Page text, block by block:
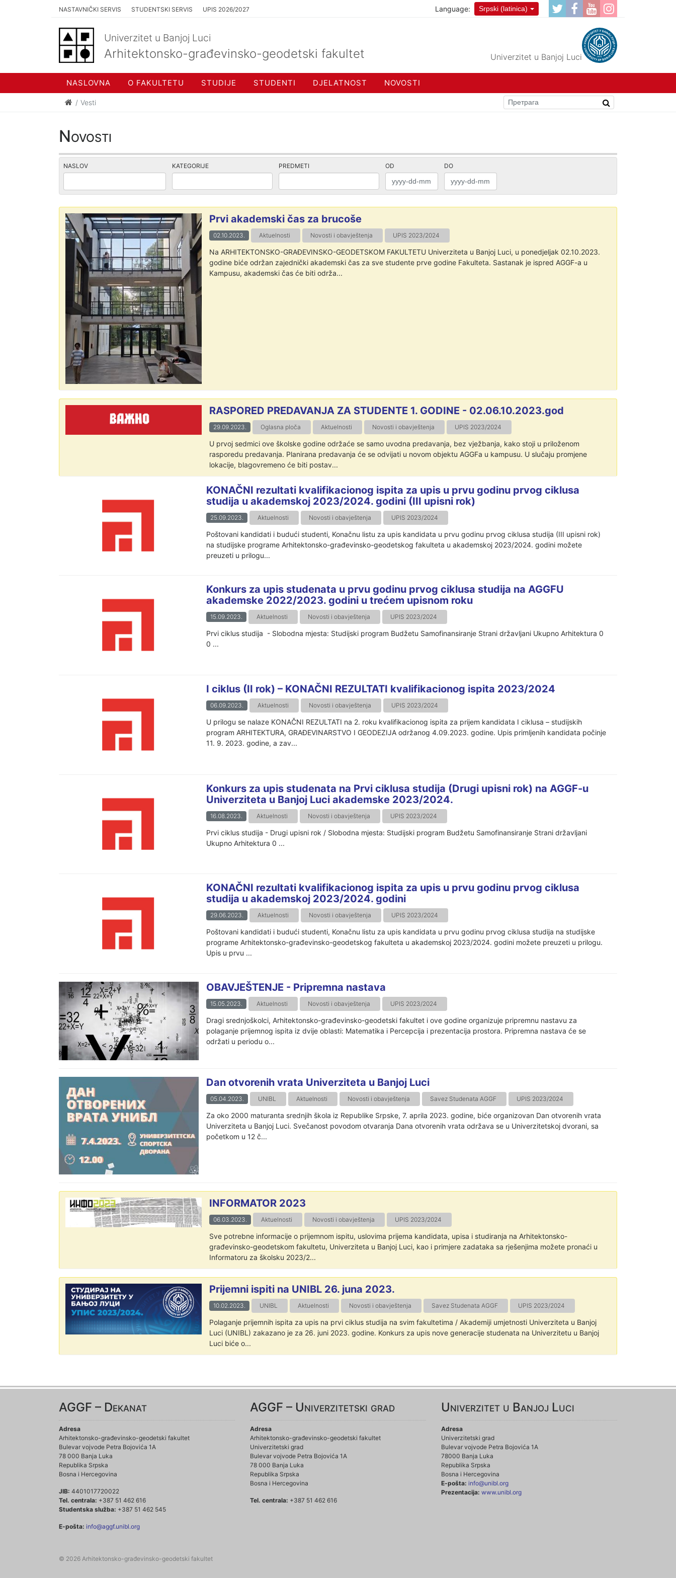
NASTAVNIČKI SERVIS STUDENTSKI SERVIS UPIS 2026/2027 Language: Srpski (latinica)
Univerzitet u Banjoj Luci
Arhitektonsko-građevinsko-geodetski fakultet Univerzitet u Banjoj Luci
NASLOVNA O FAKULTETU STUDIJE STUDENTI DJELATNOST NOVOSTI
Vesti
Novosti
NASLOV KATEGORIJE PREDMETI OD DO
Prvi akademski čas za brucoše
02.10.2023. Aktuelnosti Novosti i obavještenja UPIS 2023/2024
Na ARHITEKTONSKO-GRAĐEVINSKO-GEODETSKOM FAKULTETU Univerziteta u Banjoj Luci, u ponedjeljak 02.10.2023.
godine biće održan zajednički akademski čas za sve studente prve godine Fakulteta. Sastanak je ispred AGGF-a u
Kampusu, akademski čas će biti održa...
RASPORED PREDAVANJA ZA STUDENTE 1. GODINE - 02.06.10.2023.god
29.09.2023. Oglasna ploča Aktuelnosti Novosti i obavještenja UPIS 2023/2024
U prvoj sedmici ove školske godine održaće se samo uvodna predavanja, bez vježbanja, kako stoji u priloženom
rasporedu predavanja. Planirana predavanja će se odvijati u novom objektu AGGFa u kampusu. U slučaju promjene
lokacije, blagovremeno će biti postav...
KONAČNI rezultati kvalifikacionog ispita za upis u prvu godinu prvog ciklusa
studija u akademskoj 2023/2024. godini (III upisni rok)
25.09.2023. Aktuelnosti Novosti i obavještenja UPIS 2023/2024
Poštovani kandidati i budući studenti, Konačnu listu za upis kandidata u prvu godinu prvog ciklusa studija (III upisni rok)
na studijske programe Arhitektonsko-građevinsko-geodetskog fakulteta u akademskoj 2023/2024. godini možete
preuzeti u prilogu...
Konkurs za upis studenata u prvu godinu prvog ciklusa studija na AGGFU
akademske 2022/2023. godini u trećem upisnom roku
15.09.2023. Aktuelnosti Novosti i obavještenja UPIS 2023/2024
Prvi ciklus studija - Slobodna mjesta: Studijski program Budžetu Samofinansiranje Strani državljani Ukupno Arhitektura 0
0 ...
I ciklus (II rok) – KONAČNI REZULTATI kvalifikacionog ispita 2023/2024
06.09.2023. Aktuelnosti Novosti i obavještenja UPIS 2023/2024
U prilogu se nalaze KONAČNI REZULTATI na 2. roku kvalifikacionog ispita za prijem kandidata I ciklusa – studijskih
program ARHITEKTURA, GRAĐEVINARSTVO I GEODEZIJA održanog 4.09.2023. godine. Upis primljenih kandidata počinje
11. 9. 2023. godine, a zav...
Konkurs za upis studenata na Prvi ciklusa studija (Drugi upisni rok) na AGGF-u
Univerziteta u Banjoj Luci akademske 2023/2024.
16.08.2023. Aktuelnosti Novosti i obavještenja UPIS 2023/2024
Prvi ciklus studija - Drugi upisni rok / Slobodna mjesta: Studijski program Budžetu Samofinansiranje Strani državljani
Ukupno Arhitektura 0 ...
KONAČNI rezultati kvalifikacionog ispita za upis u prvu godinu prvog ciklusa
studija u akademskoj 2023/2024. godini
29.06.2023. Aktuelnosti Novosti i obavještenja UPIS 2023/2024
Poštovani kandidati i budući studenti, Konačnu listu za upis kandidata u prvu godinu prvog ciklusa studija na studijske
programe Arhitektonsko-građevinsko-geodetskog fakulteta u akademskoj 2023/2024. godini možete preuzeti u prilogu.
Upis u prvu ...
OBAVJEŠTENJE - Pripremna nastava
15.05.2023. Aktuelnosti Novosti i obavještenja UPIS 2023/2024
Dragi srednjoškolci, Arhitektonsko-građevinsko-geodetski fakultet i ove godine organizuje pripremnu nastavu za
polaganje prijemnog ispita iz dvije oblasti: Matematika i Percepcija i prezentacija prostora. Pripremna nastava će se
održati u periodu o...
Dan otvorenih vrata Univerziteta u Banjoj Luci
05.04.2023. UNIBL Aktuelnosti Novosti i obavještenja Savez Studenata AGGF UPIS 2023/2024
Za oko 2000 maturanta srednjih škola iz Republike Srpske, 7. aprila 2023. godine, biće organizovan Dan otvorenih vrata
Univerziteta u Banjoj Luci. Svečanost povodom otvaranja Dana otvorenih vrata održava se u Univerzitetskoj dvorani, sa
početkom u 12 č...
INFORMATOR 2023
06.03.2023. Aktuelnosti Novosti i obavještenja UPIS 2023/2024
Sve potrebne informacije o prijemnom ispitu, uslovima prijema kandidata, upisa i studiranja na Arhitektonsko-
građevinsko-geodetskom fakultetu, Univerziteta u Banjoj Luci, kao i primjere zadataka sa rješenjima možete pronaći u
Informatoru za školsku 2023/2...
Prijemni ispiti na UNIBL 26. juna 2023.
10.02.2023. UNIBL Aktuelnosti Novosti i obavještenja Savez Studenata AGGF UPIS 2023/2024
Polaganje prijemnih ispita za upis na prvi ciklus studija na svim fakultetima / Akademiji umjetnosti Univerziteta u Banjoj
Luci (UNIBL) zakazano je za 26. juni 2023. godine. Konkurs za upis nove generacije studenata na Univerzitetu u Banjoj
Luci biće o...
AGGF – Dekanat
Adresa
Arhitektonsko-građevinsko-geodetski fakultet
Bulevar vojvode Petra Bojovića 1A
78 000 Banja Luka
Republika Srpska
Bosna i Hercegovina
JIB: 4401017720022
Tel. centrala: +387 51 462 616
Studentska služba: +387 51 462 545
E-pošta: info@aggf.unibl.org
AGGF – Univerzitetski grad
Adresa
Arhitektonsko-građevinsko-geodetski fakultet
Univerzitetski grad
Bulevar vojvode Petra Bojovića 1A
78 000 Banja Luka
Republika Srpska
Bosna i Hercegovina
Tel. centrala: +387 51 462 616
Univerzitet u Banjoj Luci
Adresa
Univerzitetski grad
Bulevar vojvode Petra Bojovića 1A
78000 Banja Luka
Republika Srpska
Bosna i Hercegovina
E-pošta: info@unibl.org
Prezentacija: www.unibl.org
© 2026 Arhitektonsko-građevinsko-geodetski fakultet